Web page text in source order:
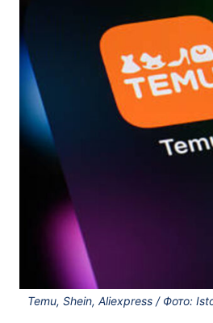
Temu, Shein, Aliexpress / Фото: